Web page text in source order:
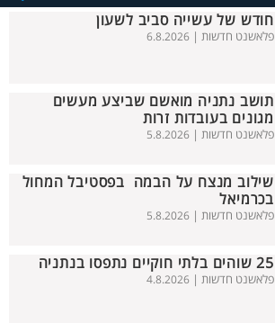
חודש של עשייה סביב לשעון
פלאשנט חדשות | 6.8.2026
תושב נתניה מואשם שביצע מעשים
מגונים בעובדות זרות
פלאשנט חדשות | 5.8.2026
שילוב מנצח על הבמה בפסטיבל המחול
בכרמיאל
פלאשנט חדשות | 5.8.2026
25 שוהים בלתי חוקיים נתפסו בנתניה
פלאשנט חדשות | 4.8.2026